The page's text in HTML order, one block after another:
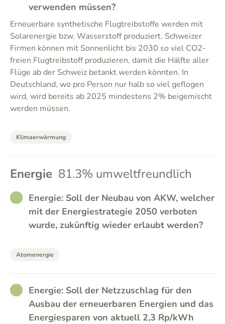
verwenden müssen?
Erneuerbare synthetische Flugtreibstoffe werden mit
Solarenergie bzw. Wasserstoff produziert. Schweizer
Firmen können mit Sonnenlicht bis 2030 so viel CO2-
freien Flugtreibstoff produzieren, damit die Hälfte aller
Flüge ab der Schweiz betankt werden könnten. In
Deutschland, wo pro Person nur halb so viel geflogen
wird, wird bereits ab 2025 mindestens 2% beigemischt
werden müssen.
Klimaerwärmung
Energie 81.3% umweltfreundlich
RATHER_GOOD
Energie: Soll der Neubau von AKW, welcher
mit der Energiestrategie 2050 verboten
wurde, zukünftig wieder erlaubt werden?
Atomenergie
RATHER_GOOD
Energie: Soll der Netzzuschlag für den
Ausbau der erneuerbaren Energien und das
Energiesparen von aktuell 2,3 Rp/kWh